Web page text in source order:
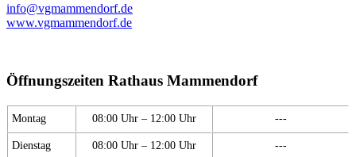
info@vgmammendorf.de
www.vgmammendorf.de
Öffnungszeiten Rathaus Mammendorf
Montag 08:00 Uhr – 12:00 Uhr ---
Dienstag 08:00 Uhr – 12:00 Uhr ---